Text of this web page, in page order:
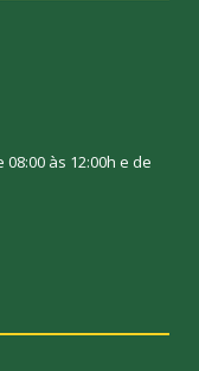
às 12:00h e de